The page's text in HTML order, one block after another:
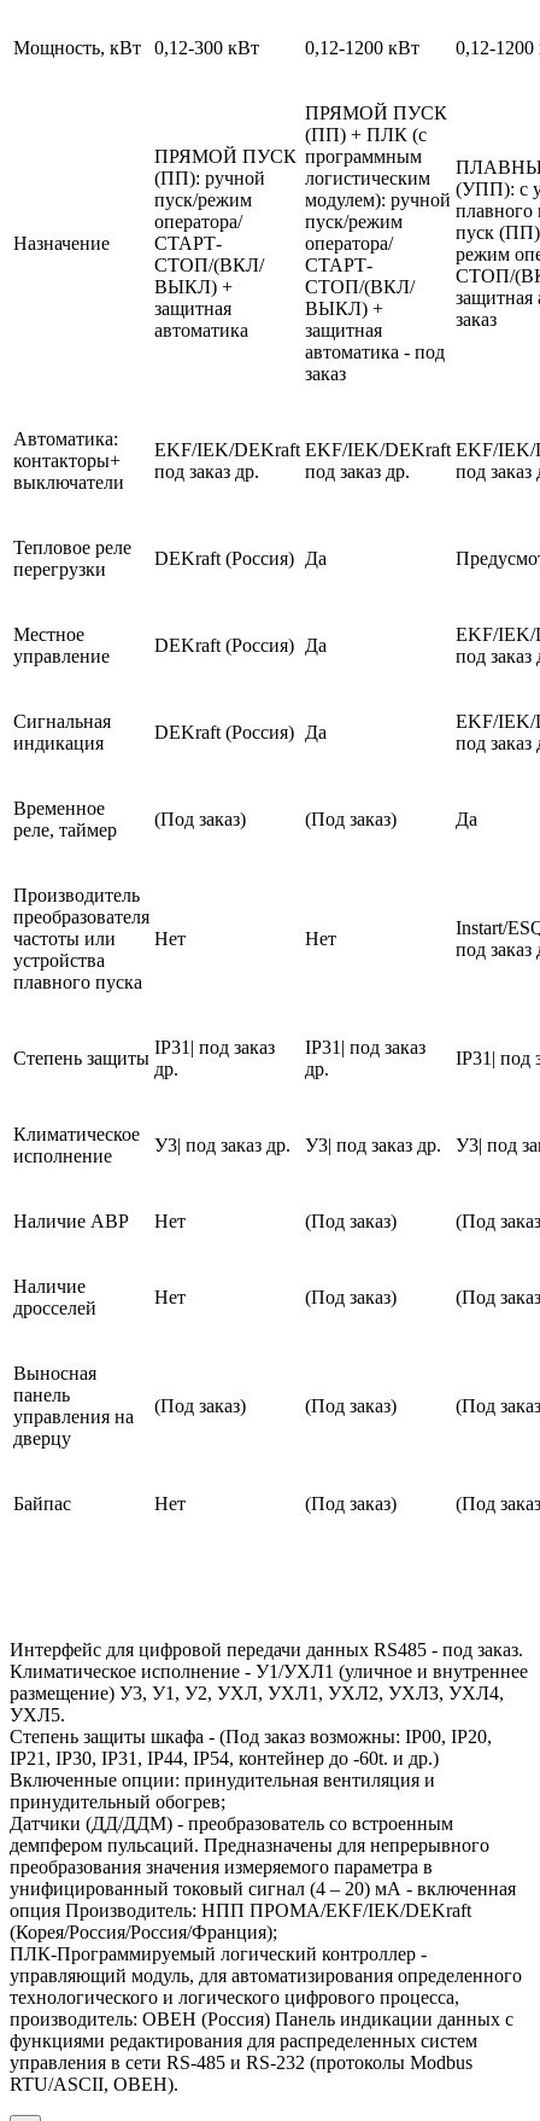
Мощность, кВт 0,12-300 кВт 0,12-1200 кВт 0,12-1200
Назначение
ПРЯМОЙ ПУСК
(ПП): ручной
пуск/режим
оператора/
СТАРТ-
СТОП/(ВКЛ/
ВЫКЛ) +
защитная
автоматика
ПРЯМОЙ ПУСК
(ПП) + ПЛК (с
программным
логистическим
модулем): ручной
пуск/режим
оператора/
СТАРТ-
СТОП/(ВКЛ/
ВЫКЛ) +
защитная
автоматика - под
заказ
(УПП): с
плавного
пуск
режим
СТОП/
защитная
заказ
Автоматика:
контакторы+
выключатели
EKF/IEK/DEKraft
под заказ др.
EKF/IEK/DEKraft
под заказ др.
EKF/IEK/
под заказ
Тепловое реле
перегрузки
DEKraft (Россия) Да
Местное
управление
DEKraft (Россия) Да
EKF/IEK/
под заказ
Сигнальная
индикация
DEKraft (Россия) Да
EKF/IEK/
под заказ
Временное
реле, таймер
(Под заказ) (Под заказ) Да
Производитель
преобразователя
частоты или
устройства
плавного пуска
Нет Нет
Instart/
под заказ
Степень защиты
IP31| под заказ
др.
IP31| под заказ
др.
IP31| под
Климатическое
исполнение
У3| под заказ др. У3| под заказ др. У3| под
Наличие АВР Нет (Под заказ) (Под
Наличие
дросселей
Нет (Под заказ) (Под
Выносная
панель
управления на
дверцу
(Под заказ) (Под заказ) (Под
Байпас Нет (Под заказ) (Под
Интерфейс для цифровой передачи данных RS485 - под заказ.
Климатическое исполнение - У1/УХЛ1 (уличное и внутреннее
размещение) У3, У1, У2, УХЛ, УХЛ1, УХЛ2, УХЛ3, УХЛ4,
УХЛ5.
Степень защиты шкафа - (Под заказ возможны: IP00, IP20,
IP21, IP30, IP31, IP44, IP54, контейнер до -60t. и др.)
Включенные опции: принудительная вентиляция и
принудительный обогрев;
Датчики (ДД/ДДМ) - преобразователь со встроенным
демпфером пульсаций. Предназначены для непрерывного
преобразования значения измеряемого параметра в
унифицированный токовый сигнал (4 – 20) мА - включенная
опция Производитель: НПП ПРОМА/EKF/IEK/DEKraft
(Корея/Россия/Россия/Франция);
ПЛК-Программируемый логический контроллер -
управляющий модуль, для автоматизирования определенного
технологического и логического цифрового процесса,
производитель: ОВЕН (Россия) Панель индикации данных с
функциями редактирования для распределенных систем
управления в сети RS-485 и RS-232 (протоколы Modbus
RTU/ASCII, ОВЕН).